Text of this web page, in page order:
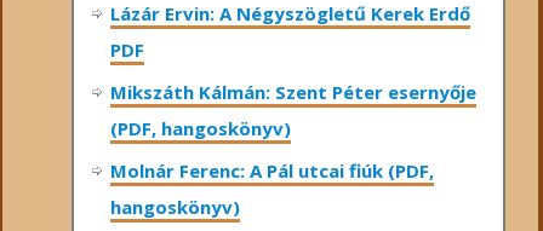
Lázár Ervin: A Négyszögletű Kerek Erdő
PDF
Mikszáth Kálmán: Szent Péter esernyője
(PDF, hangoskönyv)
Molnár Ferenc: A Pál utcai fiúk (PDF,
hangoskönyv)